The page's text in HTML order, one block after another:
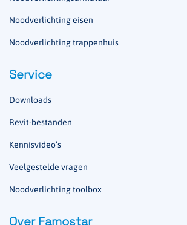
Noodverlichting eisen
Noodverlichting trappenhuis
Service
Downloads
Revit-bestanden
Kennisvideo’s
Veelgestelde vragen
Noodverlichting toolbox
Over Famostar